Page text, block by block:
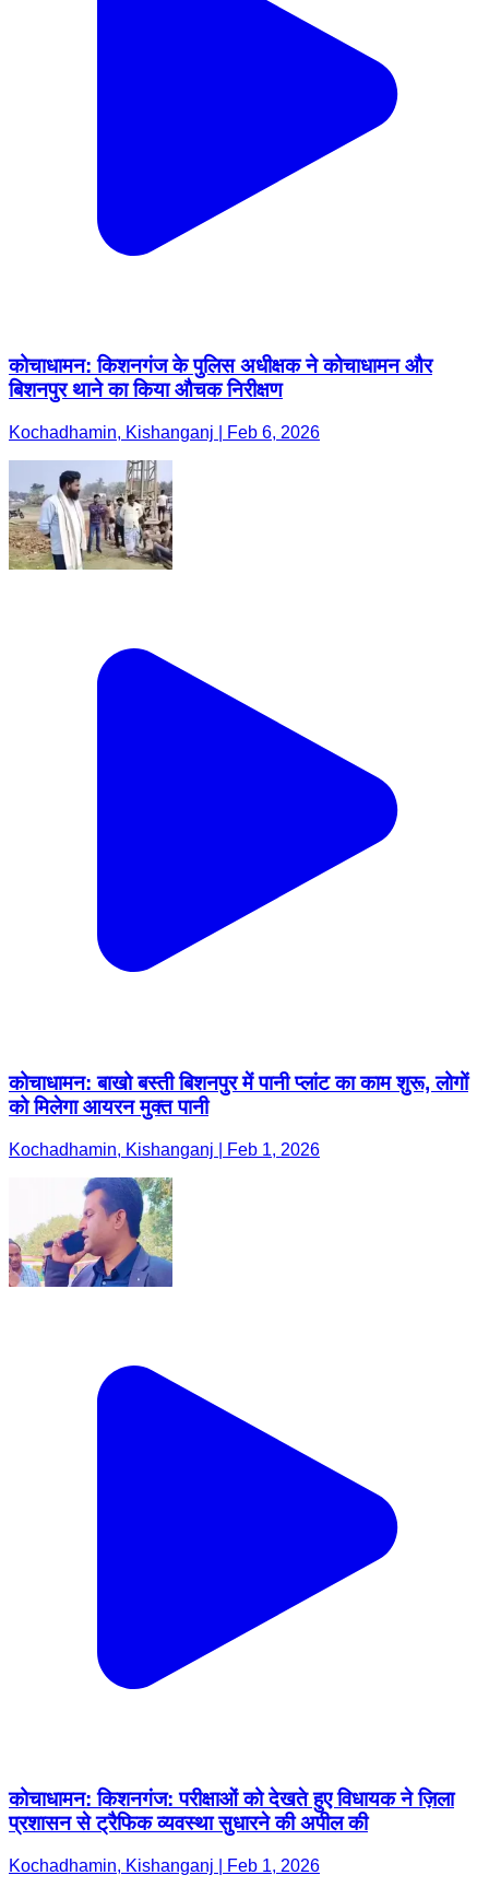
कोचाधामन: किशनगंज के पुलिस अधीक्षक ने कोचाधामन और
बिशनपुर थाने का किया औचक निरीक्षण
Kochadhamin, Kishanganj | Feb 6, 2026
कोचाधामन: बाखो बस्ती बिशनपुर में पानी प्लांट का काम शुरू, लोगों
को मिलेगा आयरन मुक्त पानी
Kochadhamin, Kishanganj | Feb 1, 2026
कोचाधामन: किशनगंज: परीक्षाओं को देखते हुए विधायक ने ज़िला
प्रशासन से ट्रैफिक व्यवस्था सुधारने की अपील की
Kochadhamin, Kishanganj | Feb 1, 2026